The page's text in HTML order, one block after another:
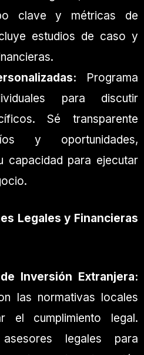
clave y métricas de
estudios de caso y
Programa
para discutir
Sé transparente
y oportunidades,
capacidad para ejecutar
Legales y Financieras
Inversión Extranjera:
las normativas locales
el cumplimiento legal.
legales para